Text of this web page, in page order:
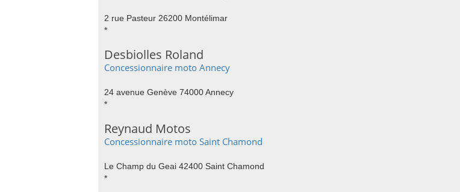
2 rue Pasteur 26200 Montélimar
*
Desbiolles Roland
Concessionnaire moto Annecy
24 avenue Genève 74000 Annecy
*
Reynaud Motos
Concessionnaire moto Saint Chamond
Le Champ du Geai 42400 Saint Chamond
*